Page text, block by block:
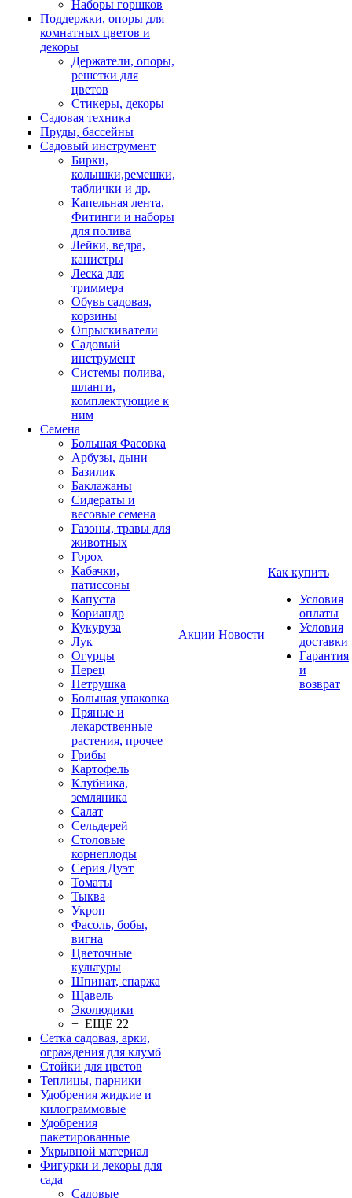
Наборы горшков
Поддержки, опоры для
комнатных цветов и
декоры
Держатели, опоры,
решетки для
цветов
Стикеры, декоры
Садовая техника
Пруды, бассейны
Садовый инструмент
Бирки,
колышки,ремешки,
таблички и др.
Капельная лента,
Фитинги и наборы
для полива
Лейки, ведра,
канистры
Леска для
триммера
Обувь садовая,
корзины
Опрыскиватели
Садовый
инструмент
Системы полива,
шланги,
комплектующие к
ним
Семена
Большая Фасовка
Арбузы, дыни
Базилик
Баклажаны
Сидераты и
весовые семена
Газоны, травы для
животных
Горох
Кабачки,
патиссоны
Капуста
Кориандр
Кукуруза
Лук
Огурцы
Перец
Петрушка
Большая упаковка
Пряные и
лекарственные
растения, прочее
Грибы
Картофель
Клубника,
земляника
Салат
Сельдерей
Столовые
корнеплоды
Серия Дуэт
Томаты
Тыква
Укроп
Фасоль, бобы,
вигна
Цветочные
культуры
Шпинат, спаржа
Щавель
Эколюдики
+ ЕЩЕ 22
Сетка садовая, арки,
ограждения для клумб
Стойки для цветов
Теплицы, парники
Удобрения жидкие и
килограммовые
Удобрения
пакетированные
Укрывной материал
Фигурки и декоры для
сада
Садовые
Акции Новости
Как купить
Условия
оплаты
Условия
доставки
Гарантия
и
возврат